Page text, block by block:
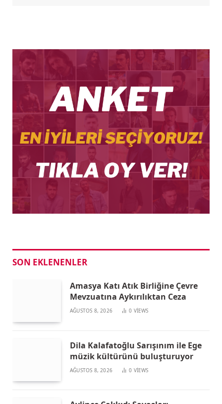
SON EKLENENLER
Amasya Katı Atık Birliğine Çevre
Mevzuatına Aykırılıktan Ceza
AĞUSTOS 8, 2026 0 VIEWS
Dila Kalafatoğlu Sarışınım ile Ege
müzik kültürünü buluşturuyor
AĞUSTOS 8, 2026 0 VIEWS